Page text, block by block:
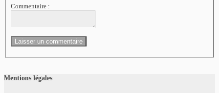
Commentaire :
Mentions légales